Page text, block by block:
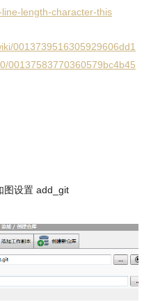
length-character-this
0013739516305929606dd1
00137583770360579bc4b45
图设置 add_git